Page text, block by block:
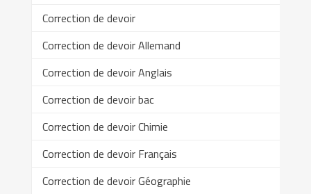
Correction de devoir
Correction de devoir Allemand
Correction de devoir Anglais
Correction de devoir bac
Correction de devoir Chimie
Correction de devoir Français
Correction de devoir Géographie